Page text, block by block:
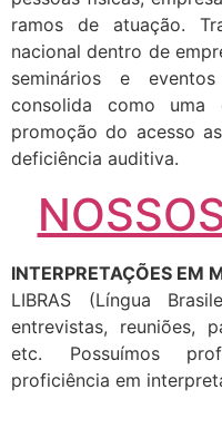
ramos de atuação.
nacional dentro de
seminários e
consolida como uma
promoção do acesso
deficiência auditiva.
INTERPRETAÇÕES EM
LIBRAS (Língua
entrevistas, reuniões,
etc. Possuímos
proficiência em